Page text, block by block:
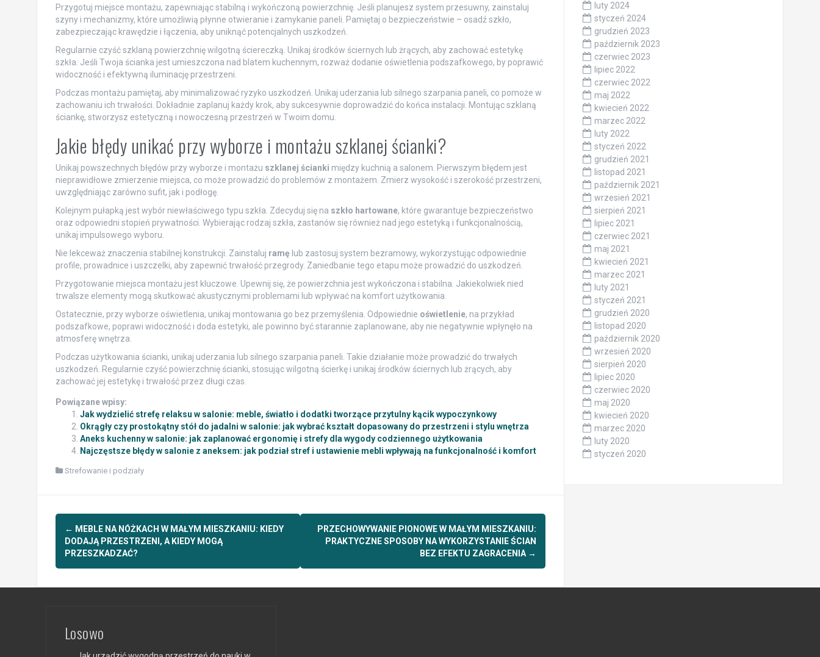
Przygotuj miejsce montażu, zapewniając stabilną i wykończoną powierzchnię. Jeśli planujesz system przesuwny, zainstaluj
szyny i mechanizmy, które umożliwią płynne otwieranie i zamykanie paneli. Pamiętaj o bezpieczeństwie – osadź szkło,
zabezpieczając krawędzie i łączenia, aby uniknąć potencjalnych uszkodzeń.
Regularnie czyść szklaną powierzchnię wilgotną ściereczką. Unikaj środków ściernych lub żrących, aby zachować estetykę
szkła. Jeśli Twoja ścianka jest umieszczona nad blatem kuchennym, rozważ dodanie oświetlenia podszafkowego, by poprawić
widoczność i efektywną iluminację przestrzeni.
Podczas montażu pamiętaj, aby minimalizować ryzyko uszkodzeń. Unikaj uderzania lub silnego szarpania paneli, co pomoże w
zachowaniu ich trwałości. Dokładnie zaplanuj każdy krok, aby sukcesywnie doprowadzić do końca instalacji. Montując szklaną
ściankę, stworzysz estetyczną i nowoczesną przestrzeń w Twoim domu.
Jakie błędy unikać przy wyborze i montażu szklanej ścianki?
Unikaj powszechnych błędów przy wyborze i montażu szklanej ścianki między kuchnią a salonem. Pierwszym błędem jest
nieprawidłowe zmierzenie miejsca, co może prowadzić do problemów z montażem. Zmierz wysokość i szerokość przestrzeni,
uwzględniając zarówno sufit, jak i podłogę.
Kolejnym pułapką jest wybór niewłaściwego typu szkła. Zdecyduj się na szkło hartowane, które gwarantuje bezpieczeństwo
oraz odpowiedni stopień prywatności. Wybierając rodzaj szkła, zastanów się również nad jego estetyką i funkcjonalnością,
unikaj impulsowego wyboru.
Nie lekceważ znaczenia stabilnej konstrukcji. Zainstaluj ramę lub zastosuj system bezramowy, wykorzystując odpowiednie
profile, prowadnice i uszczelki, aby zapewnić trwałość przegrody. Zaniedbanie tego etapu może prowadzić do uszkodzeń.
Przygotowanie miejsca montażu jest kluczowe. Upewnij się, że powierzchnia jest wykończona i stabilna. Jakiekolwiek nied
trwalsze elementy mogą skutkować akustycznymi problemami lub wpływać na komfort użytkowania.
Ostatecznie, przy wyborze oświetlenia, unikaj montowania go bez przemyślenia. Odpowiednie oświetlenie, na przykład
podszafkowe, poprawi widoczność i doda estetyki, ale powinno być starannie zaplanowane, aby nie negatywnie wpłynęło na
atmosferę wnętrza.
Podczas użytkowania ścianki, unikaj uderzania lub silnego szarpania paneli. Takie działanie może prowadzić do trwałych
uszkodzeń. Regularnie czyść powierzchnię ścianki, stosując wilgotną ścierkę i unikaj środków ściernych lub żrących, aby
zachować jej estetykę i trwałość przez długi czas.
Powiązane wpisy:
Jak wydzielić strefę relaksu w salonie: meble, światło i dodatki tworzące przytulny kącik wypoczynkowy
Okrągły czy prostokątny stół do jadalni w salonie: jak wybrać kształt dopasowany do przestrzeni i stylu wnętrza
Aneks kuchenny w salonie: jak zaplanować ergonomię i strefy dla wygody codziennego użytkowania
Najczęstsze błędy w salonie z aneksem: jak podział stref i ustawienie mebli wpływają na funkcjonalność i komfort
Strefowanie i podziały
Post
navigation
← MEBLE NA NÓŻKACH W MAŁYM MIESZKANIU: KIEDY
DODAJĄ PRZESTRZENI, A KIEDY MOGĄ
PRZESZKADZAĆ?
PRZECHOWYWANIE PIONOWE W MAŁYM MIESZKANIU:
PRAKTYCZNE SPOSOBY NA WYKORZYSTANIE ŚCIAN
BEZ EFEKTU ZAGRACENIA →
luty 2024
styczeń 2024
grudzień 2023
październik 2023
czerwiec 2023
lipiec 2022
czerwiec 2022
maj 2022
kwiecień 2022
marzec 2022
luty 2022
styczeń 2022
grudzień 2021
listopad 2021
październik 2021
wrzesień 2021
sierpień 2021
lipiec 2021
czerwiec 2021
maj 2021
kwiecień 2021
marzec 2021
luty 2021
styczeń 2021
grudzień 2020
listopad 2020
październik 2020
wrzesień 2020
sierpień 2020
lipiec 2020
czerwiec 2020
maj 2020
kwiecień 2020
marzec 2020
luty 2020
styczeń 2020
Losowo